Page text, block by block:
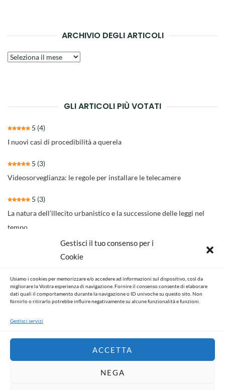
Gestisci il tuo consenso per i
Cookie
Usiamo i cookies per memorizzare e/o accedere ad informazioni sul dispositivo, così da
migliorare la Vostra esperienza di navigazione. Fornire il consenso consente di elaborare
dati quali il comportamento durante la navigazione o ID univoche su questo sito. Non
fornirlo o ritirarlo potrebbe influire negativamente su alcune funzionalità e funzioni.
Gestisci servizi
ACCETTA
NEGA
ARCHIVIO DEGLI ARTICOLI
Archivio
GLI ARTICOLI PIÙ VOTATI
5 (4)
I nuovi casi di procedibilità a querela
5 (3)
Videosorveglianza: le regole per installare le telecamere
5 (3)
La natura dell’illecito urbanistico e la successione delle leggi nel
tempo
4.6 (14)
NOVITA’ NORMATIVE E GIURISPRUDENZIALI